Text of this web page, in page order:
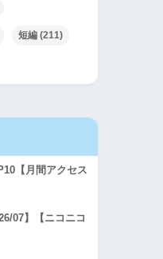
短編 (211)
【月間アクセス
07】【ニコニコ